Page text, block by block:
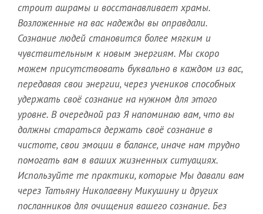
строит ашрамы и восстанавливает храмы.
Возложенные на вас надежды вы оправдали.
Сознание людей становится более мягким и
чувствительным к новым энергиям. Мы скоро
можем присутствовать буквально в каждом из вас,
передавая свои энергии, через учеников способных
удержать своё сознание на нужном для этого
уровне. В очередной раз Я напоминаю вам, что вы
должны стараться держать своё сознание в
чистоте, свои эмоции в балансе, иначе нам трудно
помогать вам в ваших жизненных ситуациях.
Используйте те практики, которые Мы давали вам
через Татьяну Николаевну Микушину и других
посланников для очищения вашего сознание. Без